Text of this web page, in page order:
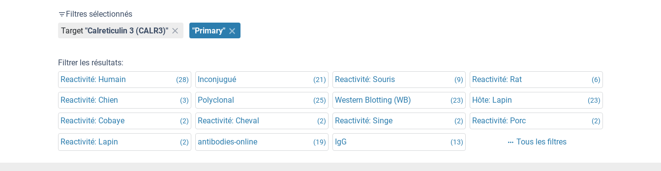
Filtres sélectionnés
Target "Calreticulin 3 (CALR3)" "Primary"
Filtrer les résultats:
Reactivité: Humain
(28) Inconjugué (21) Reactivité: Souris (9) Reactivité: Rat (6)
Reactivité: Chien (3) Polyclonal (25) Western Blotting (WB) (23) Hôte: Lapin (23)
Reactivité: Cobaye (2) Reactivité: Cheval (2) Reactivité: Singe (2) Reactivité: Porc (2)
Reactivité: Lapin (2) antibodies-online (19) IgG (13) Tous les filtres